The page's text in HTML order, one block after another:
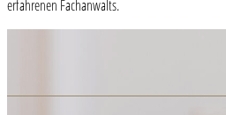
erfahrenen Fachanwalts.